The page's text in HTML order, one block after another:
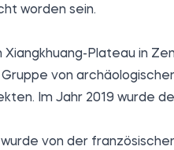
worden sein.
Plateau in
von
Im Jahr 2019 wurde
von der